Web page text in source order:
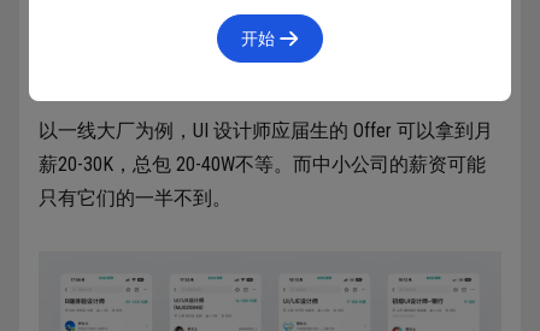
以 BAT 为代表的互联网巨头，小厂则是中小外包和创
以一线大厂为例，UI 设计师应届生的 Offer 可以拿到月
薪20-30K，总包 20-40W不等。而中小公司的薪资可能
只有它们的一半不到。
开始